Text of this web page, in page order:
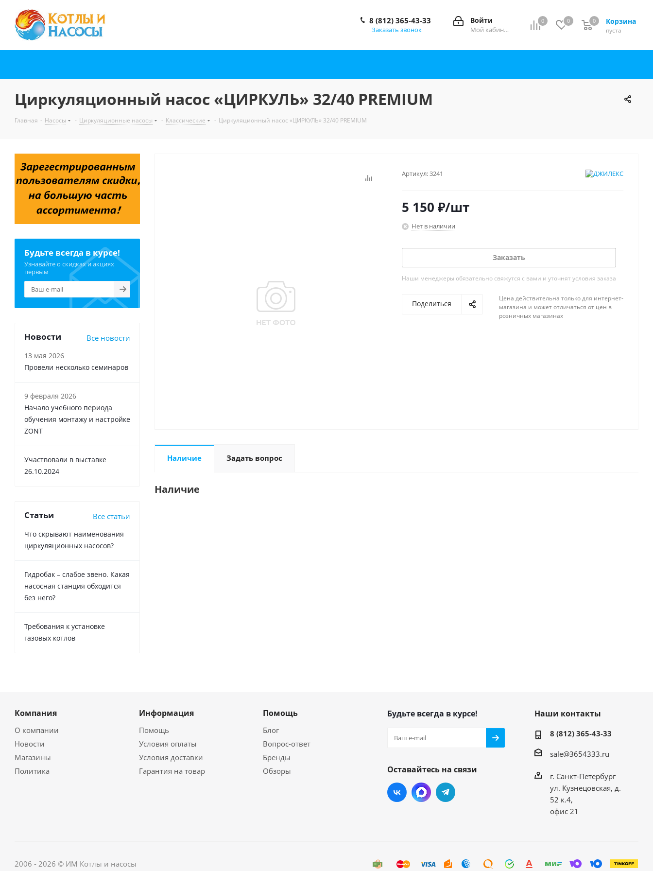
0 0 Корзина
0
пуста
0
Войти
Мой кабинет
8 (812) 365-43-33
Заказать звонок
Циркуляционный насос «ЦИРКУЛЬ» 32/40 PREMIUM
Главная - Насосы - Циркуляционные насосы - Классические - Циркуляционный насос «ЦИРКУЛЬ» 32/40 PREMIUM
Артикул:3241
5 150 ₽/шт
Нет в наличии
Заказать
Наши менеджеры обязательно свяжутся с вами и уточнят условия заказа
Поделиться
Цена действительна только для интернет-
магазина и может отличаться от цен в
розничных магазинах
Наличие Задать вопрос
Наличие
Будьте всегда в курсе!
Узнавайте о скидках и акциях
первым
Новости Все новости
13 мая 2026
Провели несколько семинаров
9 февраля 2026
Начало учебного периода
обучения монтажу и настройке
ZONT
Участвовали в выставке
26.10.2024
Статьи Все статьи
Что скрывают наименования
циркуляционных насосов?
Гидробак – слабое звено. Какая
насосная станция обходится
без него?
Требования к установке
газовых котлов
Компания
О компании
Новости
Магазины
Политика
Информация
Помощь
Условия оплаты
Условия доставки
Гарантия на товар
Помощь
Блог
Вопрос-ответ
Бренды
Обзоры
Будьте всегда в курсе!
Оставайтесь на связи
Наши контакты
8 (812) 365-43-33
sale@3654333.ru
г. Санкт-Петербург
ул. Кузнецовская, д.
52 к.4,
офис 21
2006 - 2026 © ИМ Котлы и насосы